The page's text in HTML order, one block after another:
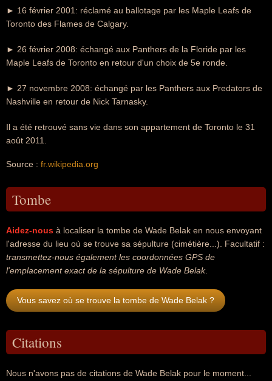
► 16 février 2001: réclamé au ballotage par les Maple Leafs de
Toronto des Flames de Calgary.
► 26 février 2008: échangé aux Panthers de la Floride par les
Maple Leafs de Toronto en retour d'un choix de 5e ronde.
► 27 novembre 2008: échangé par les Panthers aux Predators de
Nashville en retour de Nick Tarnasky.
Il a été retrouvé sans vie dans son appartement de Toronto le 31
août 2011.
Source : fr.wikipedia.org
Tombe
Aidez-nous à localiser la tombe de Wade Belak en nous envoyant
l'adresse du lieu où se trouve sa sépulture (cimétière...). Facultatif :
transmettez-nous également les coordonnées GPS de
l'emplacement exact de la sépulture de Wade Belak.
Vous savez où se trouve la tombe de Wade Belak ?
Citations
Nous n'avons pas de citations de Wade Belak pour le moment...